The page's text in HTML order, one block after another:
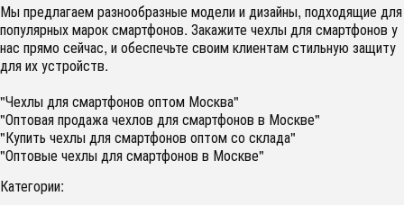
Мы предлагаем разнообразные модели и дизайны, подходящие для
популярных марок смартфонов. Закажите чехлы для смартфонов у
нас прямо сейчас, и обеспечьте своим клиентам стильную защиту
для их устройств.
"Чехлы для смартфонов оптом Москва"
"Оптовая продажа чехлов для смартфонов в Москве"
"Купить чехлы для смартфонов оптом со склада"
"Оптовые чехлы для смартфонов в Москве"
Категории: